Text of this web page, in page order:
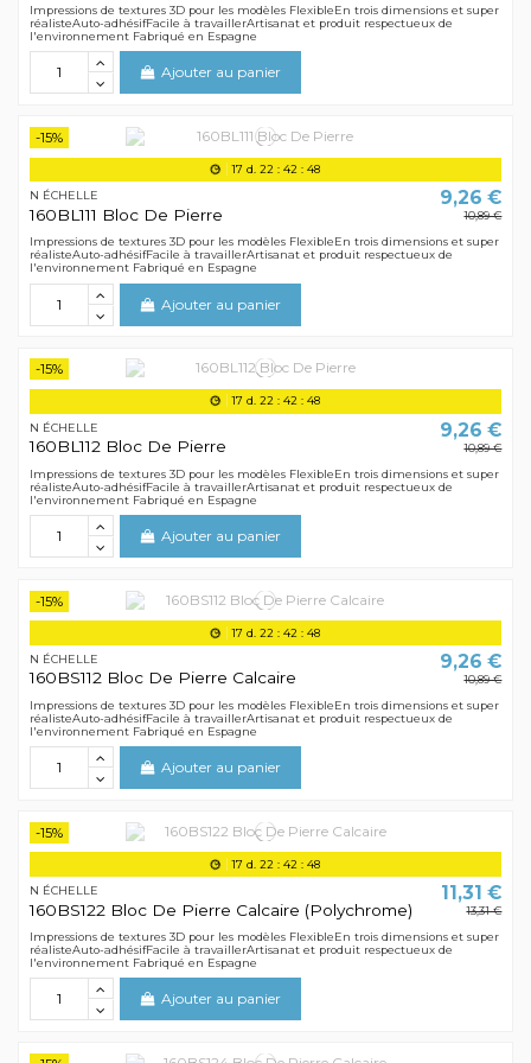
Impressions de textures 3D pour les modèles FlexibleEn trois dimensions et super
réalisteAuto-adhésifFacile à travaillerArtisanat et produit respectueux de
l'environnement Fabriqué en Espagne
Ajouter au panier
-15%
17 d. 22 :42 :48
N ÉCHELLE
160BL111 Bloc De Pierre
9,26 €
10,89 €
Impressions de textures 3D pour les modèles FlexibleEn trois dimensions et super
réalisteAuto-adhésifFacile à travaillerArtisanat et produit respectueux de
l'environnement Fabriqué en Espagne
Ajouter au panier
-15%
17 d. 22 :42 :48
N ÉCHELLE
160BL112 Bloc De Pierre
9,26 €
10,89 €
Impressions de textures 3D pour les modèles FlexibleEn trois dimensions et super
réalisteAuto-adhésifFacile à travaillerArtisanat et produit respectueux de
l'environnement Fabriqué en Espagne
Ajouter au panier
-15%
17 d. 22 :42 :48
N ÉCHELLE
160BS112 Bloc De Pierre Calcaire
9,26 €
10,89 €
Impressions de textures 3D pour les modèles FlexibleEn trois dimensions et super
réalisteAuto-adhésifFacile à travaillerArtisanat et produit respectueux de
l'environnement Fabriqué en Espagne
Ajouter au panier
-15%
17 d. 22 :42 :48
N ÉCHELLE
160BS122 Bloc De Pierre Calcaire (Polychrome)
11,31 €
13,31 €
Impressions de textures 3D pour les modèles FlexibleEn trois dimensions et super
réalisteAuto-adhésifFacile à travaillerArtisanat et produit respectueux de
l'environnement Fabriqué en Espagne
Ajouter au panier